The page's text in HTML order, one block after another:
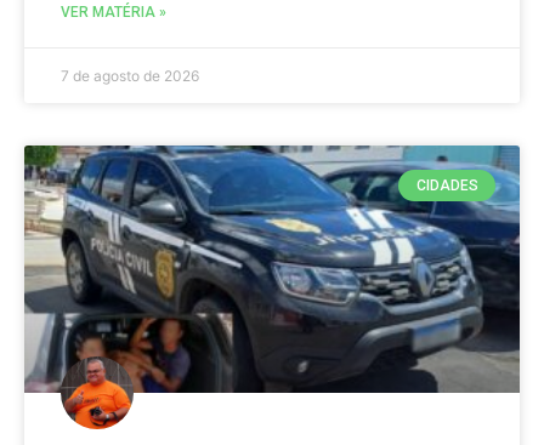
VER MATÉRIA »
7 de agosto de 2026
CIDADES